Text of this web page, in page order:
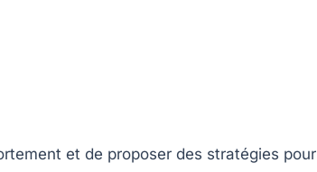
et de proposer des stratégies pour